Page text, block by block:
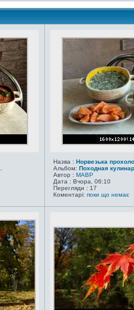
Назва : Норвезька
Альбом: Походная
Автор : MABP
Дата : Вчора, 06:10
Перегляди : 17
Коментарі: поки що немає